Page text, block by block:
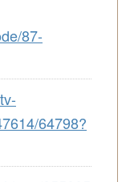
87-
64798?